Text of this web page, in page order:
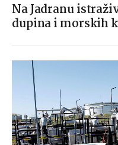
Na Jadranu
dupina i morskih